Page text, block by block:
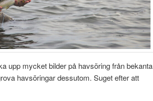
upp mycket bilder på havsöring från bekanta
havsöringar dessutom. Suget efter att